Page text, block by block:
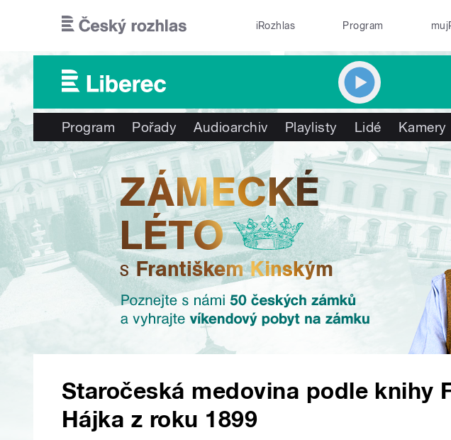
iRozhlas Program
Program Pořady Audioarchiv Playlisty Lidé Kamery
Staročeská medovina podle knihy
Hájka z roku 1899